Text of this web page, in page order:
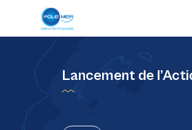
Lancement de
Panneau de gestion des cookies